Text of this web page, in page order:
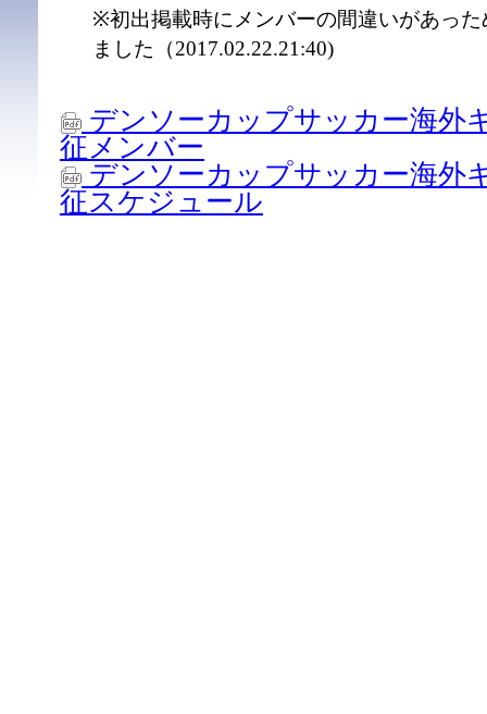
※初出掲載時にメンバーの間違いがあっ
ました（2017.02.22.21:40)
デンソーカップサッカー海外
征メンバー
デンソーカップサッカー海外
征スケジュール